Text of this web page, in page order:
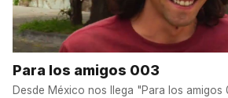
Para los amigos 003
Desde México nos llega "Para los